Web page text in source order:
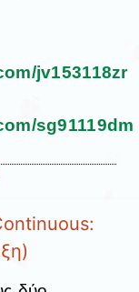
jv153118zr
sg91119dm